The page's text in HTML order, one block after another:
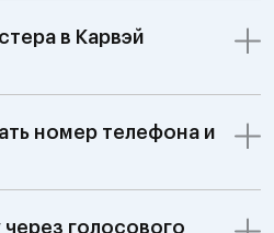
в Карвэй
номер телефона и
через голосового